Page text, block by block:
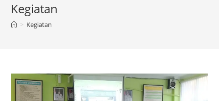
Kegiatan
> Kegiatan